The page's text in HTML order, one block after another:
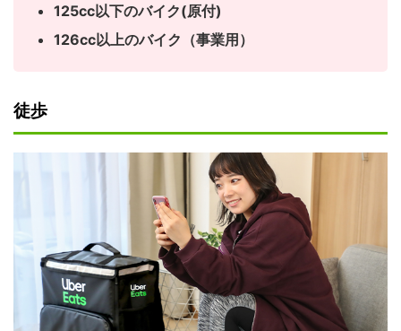
125cc以下のバイク(原付)
126cc以上のバイク（事業用）
徒歩